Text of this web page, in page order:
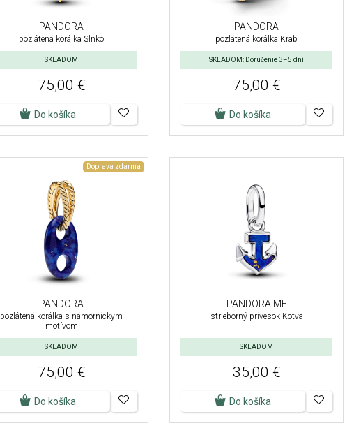
PANDORA
pozlátená korálka Slnko
SKLADOM
75,00 €
Do košíka
PANDORA
pozlátená korálka Krab
SKLADOM: Doručenie 3–5 dní
75,00 €
Do košíka
Doprava zdarma
PANDORA
pozlátená korálka s námorníckym
motívom
SKLADOM
75,00 €
Do košíka
PANDORA ME
strieborný prívesok Kotva
SKLADOM
35,00 €
Do košíka